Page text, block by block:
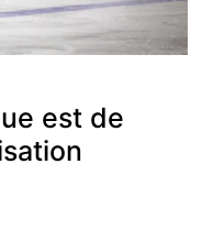
est de